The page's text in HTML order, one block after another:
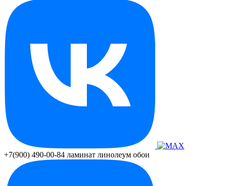
+7(900) 490-00-84 ламинат линолеум обои